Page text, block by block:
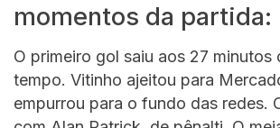
momentos da partida:
O primeiro gol saiu aos 27 minutos
tempo. Vitinho ajeitou para
empurrou para o fundo das redes.